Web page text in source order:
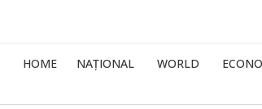
HOME NAȚIONAL WORLD